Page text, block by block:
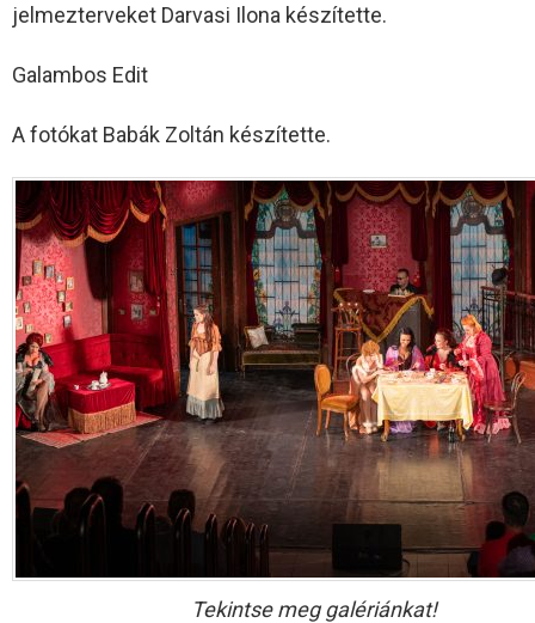
jelmezterveket Darvasi Ilona készítette.
Galambos Edit
A fotókat Babák Zoltán készítette.
Tekintse meg galériánkat!